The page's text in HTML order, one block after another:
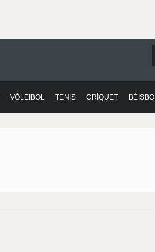
VÓLEIBOL TENIS CRÍQUET